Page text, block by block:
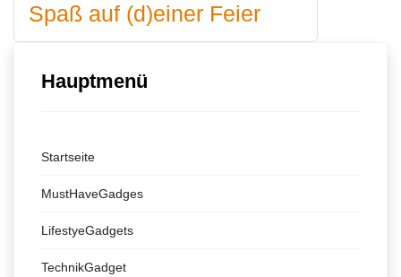
Spaß auf (d)einer Feier
Hauptmenü
Startseite
MustHaveGadges
LifestyeGadgets
TechnikGadget